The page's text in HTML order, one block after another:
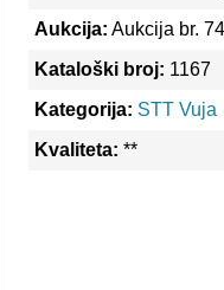
Aukcija: Aukcija br.
Kataloški broj: 1167
Kategorija: STT Vuja
Kvaliteta: **